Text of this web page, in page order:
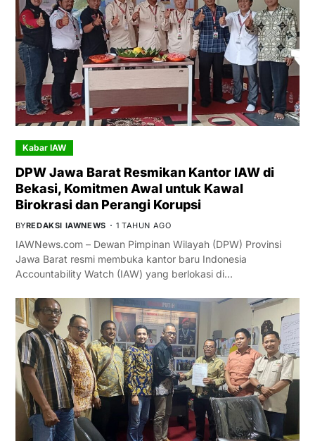
Kabar IAW
DPW Jawa Barat Resmikan Kantor IAW di
Bekasi, Komitmen Awal untuk Kawal
Birokrasi dan Perangi Korupsi
BYREDAKSI IAWNEWS 1 TAHUN AGO
IAWNews.com – Dewan Pimpinan Wilayah (DPW) Provinsi
Jawa Barat resmi membuka kantor baru Indonesia
Accountability Watch (IAW) yang berlokasi di…